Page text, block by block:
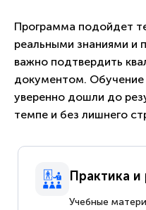
Программа подойдет
реальными знаниями и
важно подтвердить
документом. Обучение
уверенно дошли до
темпе и без лишнего
Практика и
Учебные